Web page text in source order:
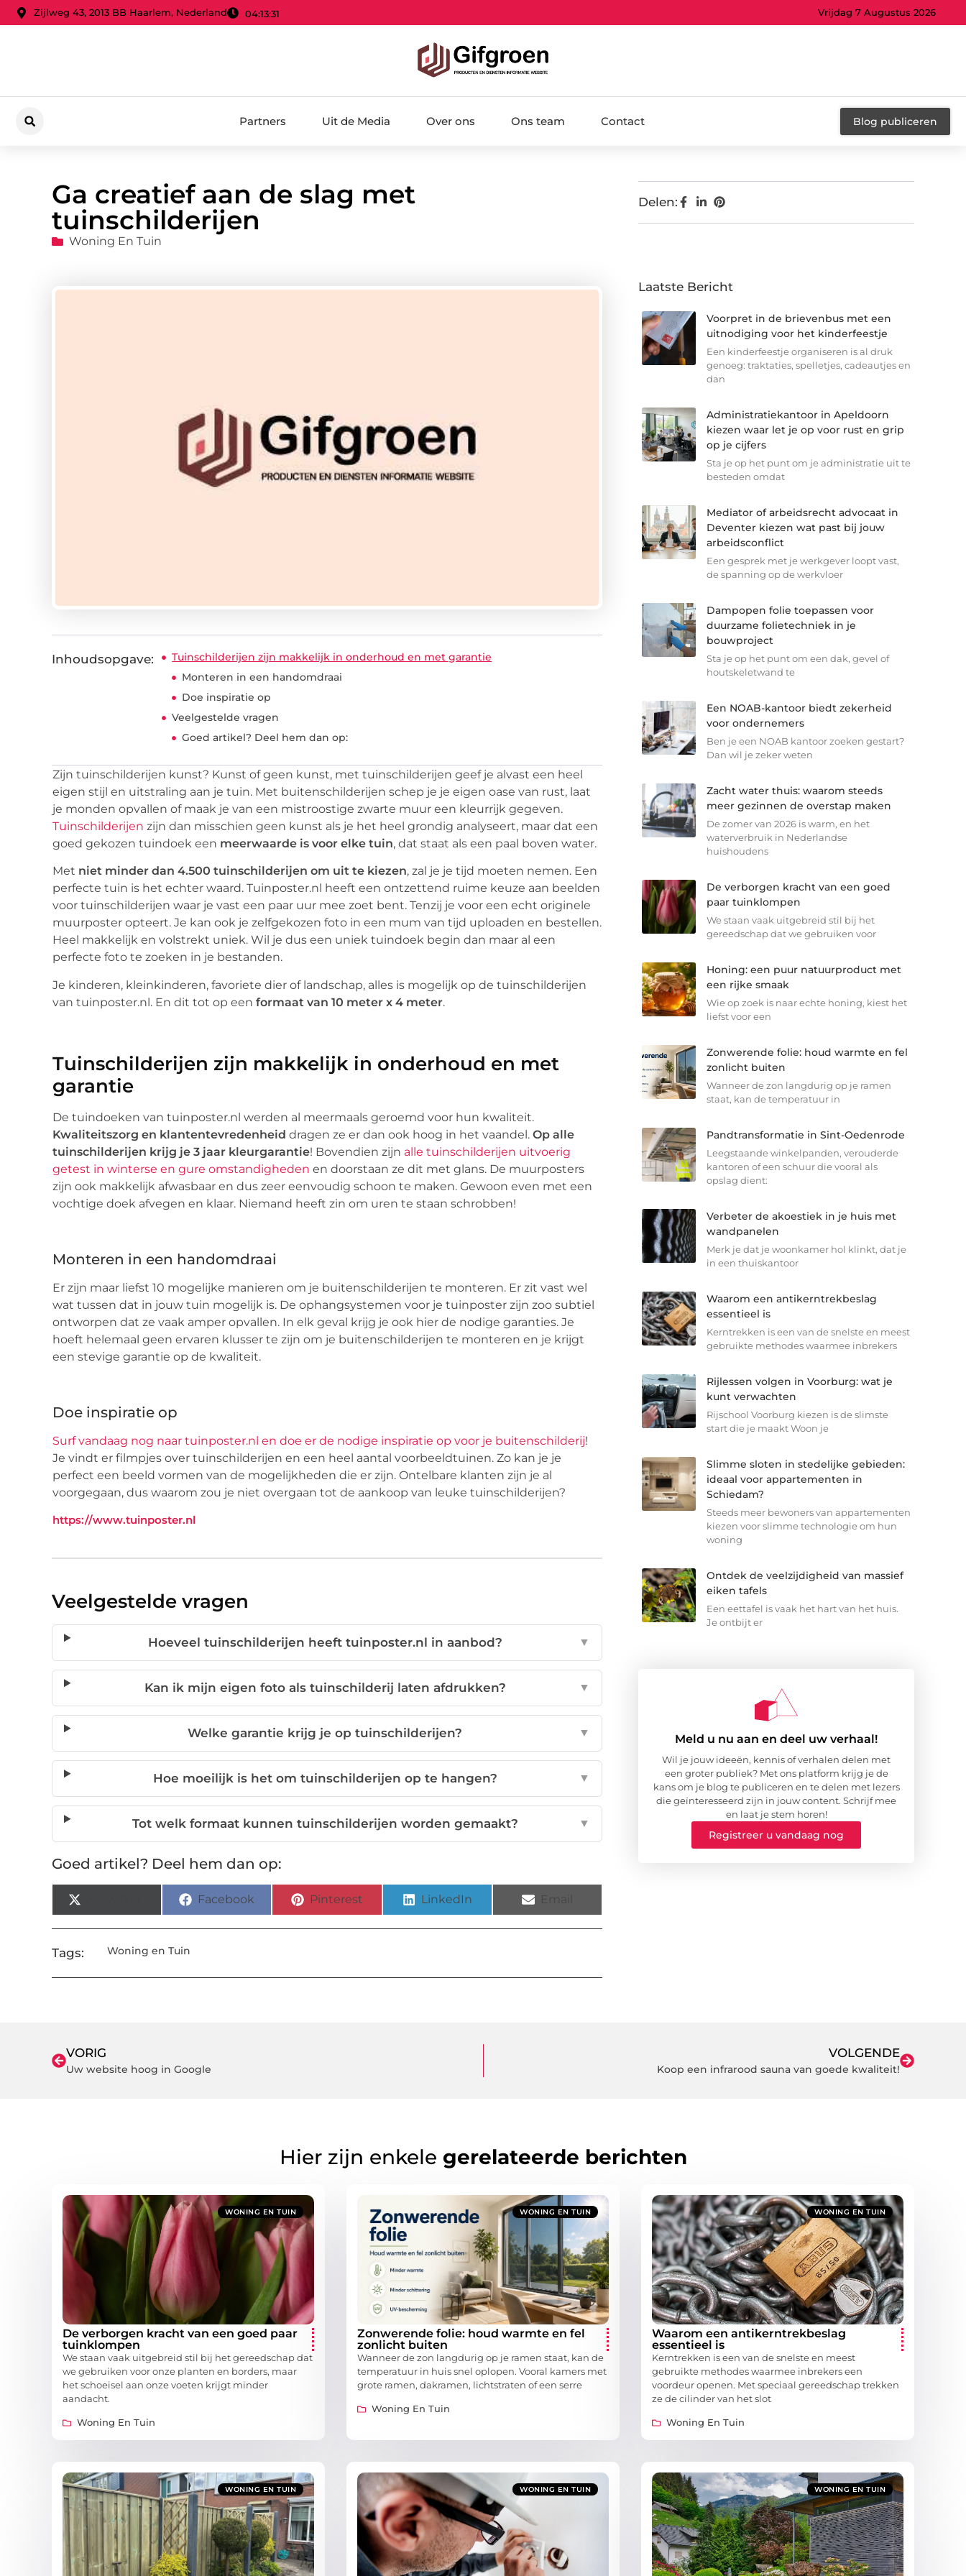
Zijlweg 43, 2013 BB Haarlem, Nederland 04:13:32 Vrijdag 7 Augustus 2026
Partners Uit de Media Over ons Ons team Contact Blog publiceren
Ga creatief aan de slag met
tuinschilderijen
Woning En Tuin
Inhoudsopgave:
Tuinschilderijen zijn makkelijk in onderhoud en met garantie
Monteren in een handomdraai
Doe inspiratie op
Veelgestelde vragen
Goed artikel? Deel hem dan op:
Zijn tuinschilderijen kunst? Kunst of geen kunst, met tuinschilderijen geef je alvast een heel
eigen stijl en uitstraling aan je tuin. Met buitenschilderijen schep je je eigen oase van rust, laat
je monden opvallen of maak je van een mistroostige zwarte muur een kleurrijk gegeven.
Tuinschilderijen zijn dan misschien geen kunst als je het heel grondig analyseert, maar dat een
goed gekozen tuindoek een meerwaarde is voor elke tuin, dat staat als een paal boven water.
Met niet minder dan 4.500 tuinschilderijen om uit te kiezen, zal je je tijd moeten nemen. Een
perfecte tuin is het echter waard. Tuinposter.nl heeft een ontzettend ruime keuze aan beelden
voor tuinschilderijen waar je vast een paar uur mee zoet bent. Tenzij je voor een echt originele
muurposter opteert. Je kan ook je zelfgekozen foto in een mum van tijd uploaden en bestellen.
Heel makkelijk en volstrekt uniek. Wil je dus een uniek tuindoek begin dan maar al een
perfecte foto te zoeken in je bestanden.
Je kinderen, kleinkinderen, favoriete dier of landschap, alles is mogelijk op de tuinschilderijen
van tuinposter.nl. En dit tot op een formaat van 10 meter x 4 meter.
Tuinschilderijen zijn makkelijk in onderhoud en met
garantie
De tuindoeken van tuinposter.nl werden al meermaals geroemd voor hun kwaliteit.
Kwaliteitszorg en klantentevredenheid dragen ze er dan ook hoog in het vaandel. Op alle
tuinschilderijen krijg je 3 jaar kleurgarantie! Bovendien zijn alle tuinschilderijen uitvoerig
getest in winterse en gure omstandigheden en doorstaan ze dit met glans. De muurposters
zijn ook makkelijk afwasbaar en dus zeer eenvoudig schoon te maken. Gewoon even met een
vochtige doek afvegen en klaar. Niemand heeft zin om uren te staan schrobben!
Monteren in een handomdraai
Er zijn maar liefst 10 mogelijke manieren om je buitenschilderijen te monteren. Er zit vast wel
wat tussen dat in jouw tuin mogelijk is. De ophangsystemen voor je tuinposter zijn zoo subtiel
ontworpen dat ze vaak amper opvallen. In elk geval krijg je ook hier de nodige garanties. Je
hoeft helemaal geen ervaren klusser te zijn om je buitenschilderijen te monteren en je krijgt
een stevige garantie op de kwaliteit.
Doe inspiratie op
Surf vandaag nog naar tuinposter.nl en doe er de nodige inspiratie op voor je buitenschilderij!
Je vindt er filmpjes over tuinschilderijen en een heel aantal voorbeeldtuinen. Zo kan je je
perfect een beeld vormen van de mogelijkheden die er zijn. Ontelbare klanten zijn je al
voorgegaan, dus waarom zou je niet overgaan tot de aankoop van leuke tuinschilderijen?
https://www.tuinposter.nl
Veelgestelde vragen
Hoeveel tuinschilderijen heeft tuinposter.nl in aanbod? ▼
Kan ik mijn eigen foto als tuinschilderij laten afdrukken? ▼
Welke garantie krijg je op tuinschilderijen? ▼
Hoe moeilijk is het om tuinschilderijen op te hangen? ▼
Tot welk formaat kunnen tuinschilderijen worden gemaakt? ▼
Goed artikel? Deel hem dan op:
Facebook Pinterest LinkedIn
Tags: Woning en Tuin
Delen:
Laatste Bericht
Voorpret in de brievenbus met een
uitnodiging voor het kinderfeestje
Een kinderfeestje organiseren is al druk
genoeg: traktaties, spelletjes, cadeautjes en
dan
Administratiekantoor in Apeldoorn
kiezen waar let je op voor rust en grip
op je cijfers
Sta je op het punt om je administratie uit te
besteden omdat
Mediator of arbeidsrecht advocaat in
Deventer kiezen wat past bij jouw
arbeidsconflict
Een gesprek met je werkgever loopt vast,
de spanning op de werkvloer
Dampopen folie toepassen voor
duurzame folietechniek in je
bouwproject
Sta je op het punt om een dak, gevel of
houtskeletwand te
Een NOAB-kantoor biedt zekerheid
voor ondernemers
Ben je een NOAB kantoor zoeken gestart?
Dan wil je zeker weten
Zacht water thuis: waarom steeds
meer gezinnen de overstap maken
De zomer van 2026 is warm, en het
waterverbruik in Nederlandse
huishoudens
De verborgen kracht van een goed
paar tuinklompen
We staan vaak uitgebreid stil bij het
gereedschap dat we gebruiken voor
Honing: een puur natuurproduct met
een rijke smaak
Wie op zoek is naar echte honing, kiest het
liefst voor een
Zonwerende folie: houd warmte en fel
zonlicht buiten
Wanneer de zon langdurig op je ramen
staat, kan de temperatuur in
Pandtransformatie in Sint-Oedenrode
Leegstaande winkelpanden, verouderde
kantoren of een schuur die vooral als
opslag dient:
Verbeter de akoestiek in je huis met
wandpanelen
Merk je dat je woonkamer hol klinkt, dat je
in een thuiskantoor
Waarom een antikerntrekbeslag
essentieel is
Kerntrekken is een van de snelste en meest
gebruikte methodes waarmee inbrekers
Rijlessen volgen in Voorburg: wat je
kunt verwachten
Rijschool Voorburg kiezen is de slimste
start die je maakt Woon je
Slimme sloten in stedelijke gebieden:
ideaal voor appartementen in
Schiedam?
Steeds meer bewoners van appartementen
kiezen voor slimme technologie om hun
woning
Ontdek de veelzijdigheid van massief
eiken tafels
Een eettafel is vaak het hart van het huis.
Je ontbijt er
Meld u nu aan en deel uw verhaal!
Wil je jouw ideeën, kennis of verhalen delen met
een groter publiek? Met ons platform krijg je de
kans om je blog te publiceren en te delen met lezers
die geïnteresseerd zijn in jouw content. Schrijf mee
en laat je stem horen!
Registreer u vandaag nog
VORIG
Uw website hoog in Google
VOLGENDE
Koop een infrarood sauna van goede kwaliteit!
Hier zijn enkele gerelateerde berichten
WONING EN TUIN
De verborgen kracht van een goed paar
tuinklompen
We staan vaak uitgebreid stil bij het gereedschap dat
we gebruiken voor onze planten en borders, maar
het schoeisel aan onze voeten krijgt minder
aandacht.
Woning En Tuin
WONING EN TUIN
Zonwerende folie: houd warmte en fel
zonlicht buiten
Wanneer de zon langdurig op je ramen staat, kan de
temperatuur in huis snel oplopen. Vooral kamers met
grote ramen, dakramen, lichtstraten of een serre
Woning En Tuin
WONING EN TUIN
Waarom een antikerntrekbeslag
essentieel is
Kerntrekken is een van de snelste en meest
gebruikte methodes waarmee inbrekers een
voordeur openen. Met speciaal gereedschap trekken
ze de cilinder van het slot
Woning En Tuin
WONING EN TUIN WONING EN TUIN WONING EN TUIN